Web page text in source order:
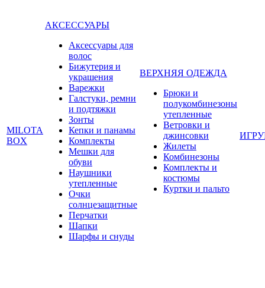
MILOTA
BOX
АКСЕССУАРЫ
Аксессуары для
волос
Бижутерия и
украшения
Варежки
Галстуки, ремни
и подтяжки
Зонты
Кепки и панамы
Комплекты
Мешки для
обуви
Наушники
утепленные
Очки
солнцезащитные
Перчатки
Шапки
Шарфы и снуды
ВЕРХНЯЯ ОДЕЖДА
Брюки и
полукомбинезоны
утепленные
Ветровки и
джинсовки
Жилеты
Комбинезоны
Комплекты и
костюмы
Куртки и пальто